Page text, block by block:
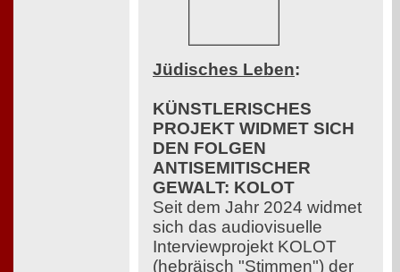
Jüdisches Leben:
KÜNSTLERISCHES
PROJEKT WIDMET SICH
DEN FOLGEN
ANTISEMITISCHER
GEWALT: KOLOT
Seit dem Jahr 2024 widmet
sich das audiovisuelle
Interviewprojekt KOLOT
(hebräisch "Stimmen") der